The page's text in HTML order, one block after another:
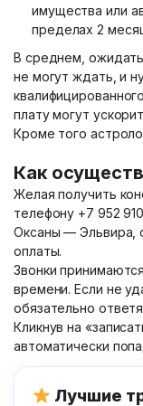
имущества или
пределах 2
В среднем,
не могут ждать, и
плату могут
Кроме того
Как
Желая получить
телефону +7 952
Оксаны — Эльвира,
оплаты.
Звонки
времени. Если не
обязательно
Кликнув на
автоматически
Лучшие